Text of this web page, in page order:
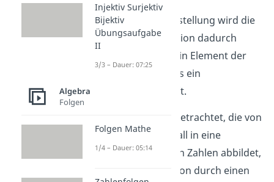
In einer solchen Darstellung wird die
Injektivität der Funktion dadurch
deutlich, dass auf kein Element der
mehr als ein
Abbildungspfeil
trifft.
Wird eine Funktion betrachtet, die von
einem reellen Intervall in eine
Teilmenge der reellen Zahlen abbildet,
so kann diese Funktion durch einen
Injektiv Surjektiv
Bijektiv
Übungsaufgabe
II
3/3 – Dauer: 07:25
Algebra
Folgen
Folgen Mathe
1/4 – Dauer: 05:14